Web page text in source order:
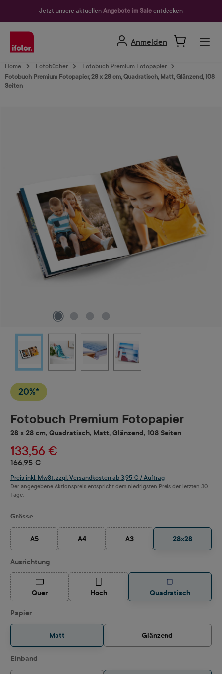
Jetzt unsere aktuellen Angebote im Sale entdecken
Anmelden
Home Fotobücher
Fotobuch Premium Fotopapier
Fotobuch Premium Fotopapier, 28 x 28 cm, Quadratisch, Matt, Glänzend, 108
Seiten
20%*
Fotobuch Premium Fotopapier
28 x 28 cm, Quadratisch, Matt, Glänzend, 108 Seiten
133,56 €
166,95 €
Preis inkl. MwSt. zzgl. Versandkosten ab 3,95 € / Auftrag
Der angegebene Aktionspreis entspricht dem niedrigsten Preis der letzten 30
Tage.
Grösseauswählen
A5
(Diese Option ist zurzeit nicht verfügbar.)
A4
(Diese Option ist zurzeit nicht verfügbar.)
A3
(Diese Option ist zurzeit nicht
28x28
Ausrichtungauswählen
Quer(Diese Option ist zurzeit nicht verfügbar.)
Hoch(Diese Option ist zurzeit nicht verfügbar.)
Quadratisch
Papierauswählen
Matt Glänzend
Einband